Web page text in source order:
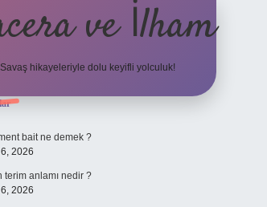
ve İlham
Savaş hikayeleriyle dolu keyifli yolculuk!
bait ne demek ?
2026
terim anlamı nedir ?
2026